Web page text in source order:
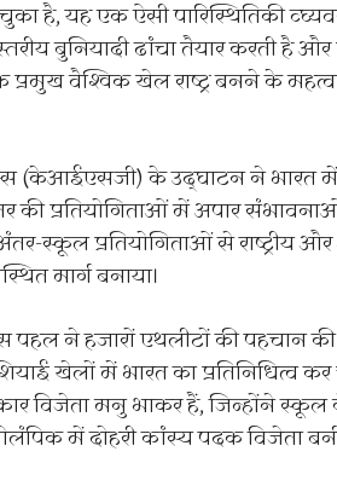
है, यह एक ऐसी पारिस्थितिकी
बुनियादी ढांचा तैयार करती है
वैश्विक खेल राष्ट्र बनने के
(केआईएसजी) के उद्घाटन ने भारत में
की प्रतियोगिताओं में अपार
स्कूल प्रतियोगिताओं से राष्ट्रीय
मार्ग बनाया।
पहल ने हजारों एथलीटों की पहचान
खेलों में भारत का प्रतिनिधित्व
विजेता मनु भाकर हैं, जिन्होंने
में दोहरी कांस्य पदक विजेता